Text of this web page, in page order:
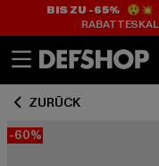
BIS ZU -65%😲💥
ZURÜCK
-60%